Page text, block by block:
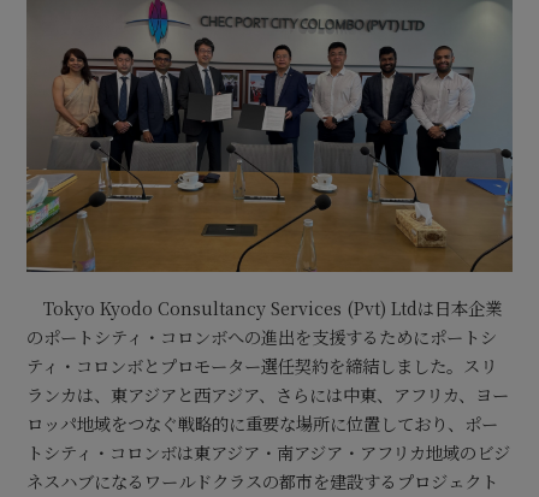
Tokyo Kyodo Consultancy Services (Pvt) Ltdは日本企業
のポートシティ・コロンボへの進出を支援するためにポートシ
ティ・コロンボとプロモーター選任契約を締結しました。スリ
ランカは、東アジアと西アジア、さらには中東、アフリカ、ヨー
ロッパ地域をつなぐ戦略的に重要な場所に位置しており、ポー
トシティ・コロンボは東アジア・南アジア・アフリカ地域のビジ
ネスハブになるワールドクラスの都市を建設するプロジェクト